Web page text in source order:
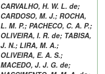
CARVALHO, H. W. L. de;
CARDOSO, M. J.; ROCHA,
L. M. P.; PACHECO, C. A. P.;
OLIVEIRA, I. R. de; TABISA,
J. N.; LIRA, M. A.;
OLIVEIRA, E. A. S.;
MACEDO, J. J. G. de;